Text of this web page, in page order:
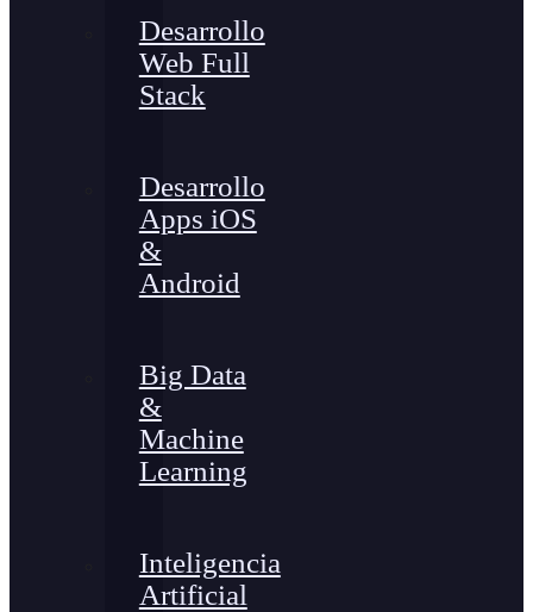
Desarrollo
Web Full
Stack
Desarrollo
Apps iOS
&
Android
Big Data
&
Machine
Learning
Inteligencia
Artificial